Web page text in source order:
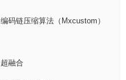
编码链压缩算法（Mxcustom）
超融合